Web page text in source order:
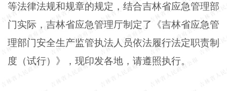
等法律法规和规章的规定，结合吉林省应急管理部
门实际，吉林省应急管理厅制定了《吉林省应急管
理部门安全生产监管执法人员依法履行法定职责制
度（试行）》，现印发各地，请遵照执行。